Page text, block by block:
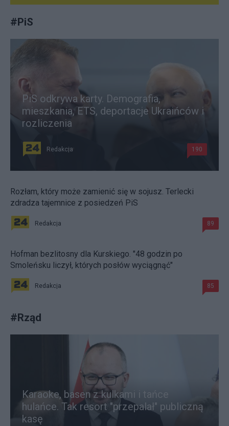
#PiS
PiS odkrywa karty. Demografia,
mieszkania, ETS, deportacje Ukraińców i
rozliczenia
Redakcja 190
Rozłam, który może zamienić się w sojusz. Terlecki
zdradza tajemnice z posiedzeń PiS
Redakcja 89
Hofman bezlitosny dla Kurskiego. "48 godzin po
Smoleńsku liczył, których posłów wyciągnąć"
Redakcja 85
#Rząd
Karaoke, basen z kulkami i tańce
hulańce. Tak resort "przepalał" publiczną
kasę